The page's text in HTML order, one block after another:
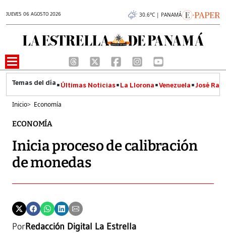
JUEVES 06 AGOSTO 2026 30.6°C | PANAMÁ
Últimas Noticias La Llorona Venezuela José
Inicio> Economía
ECONOMÍA
Inicia proceso de calibración
de monedas
PorRedacción Digital La Estrella